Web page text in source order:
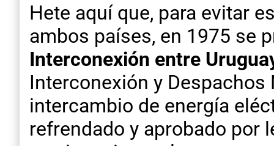
Hete aquí que, para evitar
ambos países, en 1975 se
Interconexión entre
Interconexión y
intercambio de energía
refrendado y aprobado por